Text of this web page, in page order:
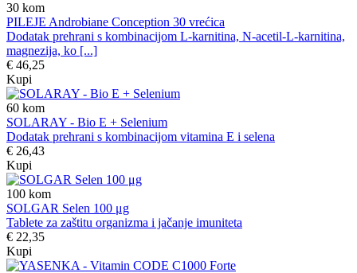
30 kom
PILEJE Androbiane Conception 30 vrećica
Dodatak prehrani s kombinacijom L-karnitina, N-acetil-L-karnitina,
magnezija, ko [...]
€ 46,25
Kupi
60 kom
SOLARAY - Bio E + Selenium
Dodatak prehrani s kombinacijom vitamina E i selena
€ 26,43
Kupi
100 kom
SOLGAR Selen 100 μg
Tablete za zaštitu organizma i jačanje imuniteta
€ 22,35
Kupi